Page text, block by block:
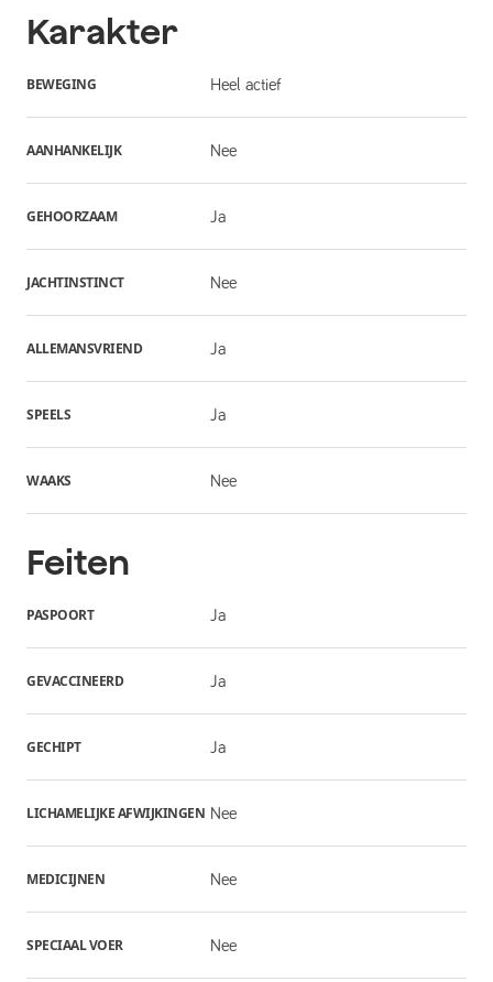
Karakter
BEWEGING Heel actief
AANHANKELIJK Nee
GEHOORZAAM Ja
JACHTINSTINCT Nee
ALLEMANSVRIEND Ja
SPEELS Ja
WAAKS Nee
Feiten
PASPOORT Ja
GEVACCINEERD Ja
GECHIPT Ja
LICHAMELIJKE AFWIJKINGEN Nee
MEDICIJNEN Nee
SPECIAAL VOER Nee